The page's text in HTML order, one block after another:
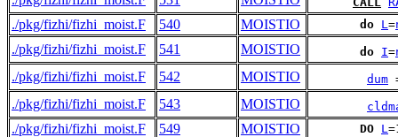
./pkg/fizhi/fizhi_moist.F 540 MOISTIO do L=
./pkg/fizhi/fizhi_moist.F 541 MOISTIO do I=
./pkg/fizhi/fizhi_moist.F 542 MOISTIO dum
./pkg/fizhi/fizhi_moist.F 543 MOISTIO
./pkg/fizhi/fizhi_moist.F 549 MOISTIO DO L